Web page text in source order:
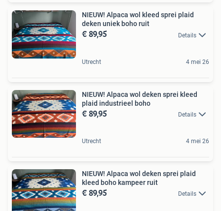
NIEUW! Alpaca wol kleed sprei plaid
deken uniek boho ruit
€ 89,95 Details
Utrecht 4 mei 26
NIEUW! Alpaca wol deken sprei kleed
plaid industrieel boho
€ 89,95 Details
Utrecht 4 mei 26
NIEUW! Alpaca wol deken sprei plaid
kleed boho kampeer ruit
€ 89,95 Details